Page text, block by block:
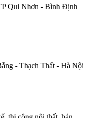
Qui Nhơn - Bình Định
- Thạch Thất - Hà Nội